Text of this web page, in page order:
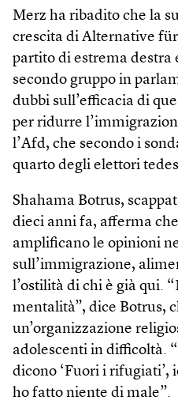
Merz ha ribadito che la
crescita di Alternative
partito di estrema destra
secondo gruppo in
dubbi sull’efficacia di
per ridurre
l’Afd, che secondo i
quarto degli elettori
Shahama Botrus,
dieci anni fa, afferma
amplificano le opinioni
sull’immigrazione,
l’ostilità di chi è già qui.
mentalità”, dice Botrus,
un’organizzazione
adolescenti in difficoltà.
dicono ‘Fuori i rifugiati’,
ho fatto niente di male”.